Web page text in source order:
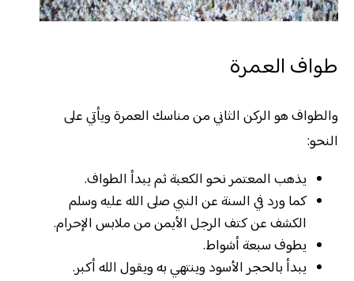
طواف العمرة
والطواف هو الركن الثاني من مناسك العمرة ويأتي على
النحو:
يذهب المعتمر نحو الكعبة ثم يبدأ الطواف.
كما ورد في السنة عن النبي صلى الله عليه وسلم
الكشف عن كتف الرجل الأيمن من ملابس الإحرام.
يطوف سبعة أشواط.
يبدأ بالحجر الأسود وينتهي به ويقول الله أكبر.